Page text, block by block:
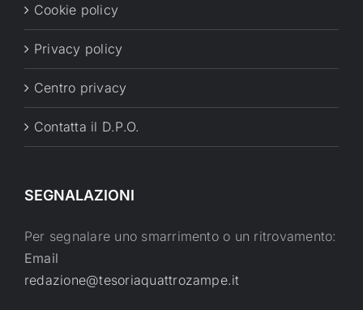
Cookie policy
Privacy policy
Centro privacy
Contatta il D.P.O.
SEGNALAZIONI
Per segnalare uno smarrimento o un ritrovamento:
Email
redazione@tesoriaquattrozampe.it